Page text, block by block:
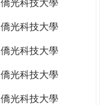
僑光科技大學
僑光科技大學
僑光科技大學
僑光科技大學